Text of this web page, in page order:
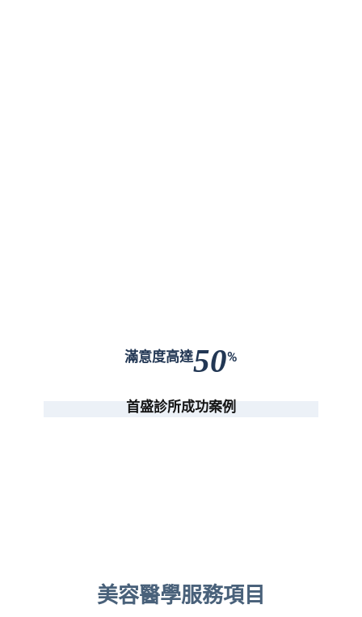
滿意度高達50%
首盛診所成功案例
美容醫學服務項目